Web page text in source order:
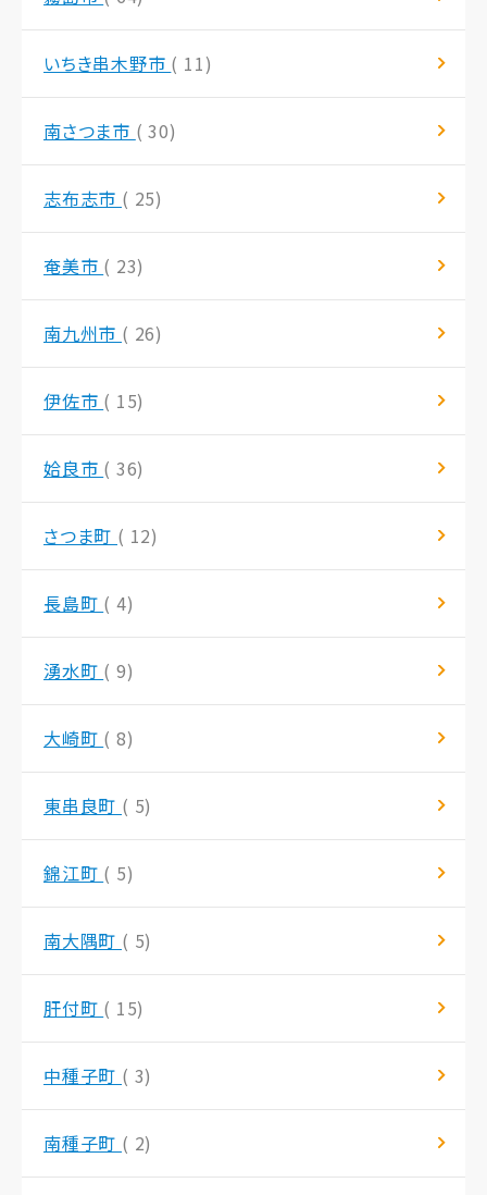
いちき串木野市 ( 11)
南さつま市 ( 30)
志布志市 ( 25)
奄美市 ( 23)
南九州市 ( 26)
伊佐市 ( 15)
姶良市 ( 36)
さつま町 ( 12)
長島町 ( 4)
湧水町 ( 9)
大崎町 ( 8)
東串良町 ( 5)
錦江町 ( 5)
南大隅町 ( 5)
肝付町 ( 15)
中種子町 ( 3)
南種子町 ( 2)